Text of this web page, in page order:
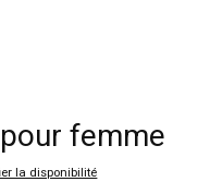
femme
la disponibilité